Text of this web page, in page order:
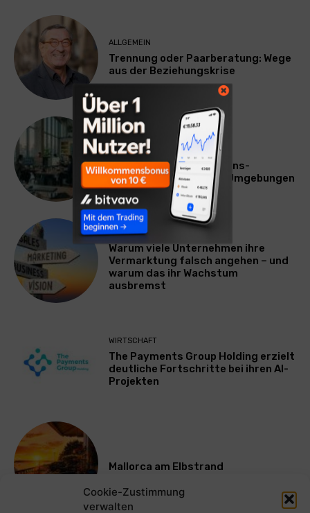
Cookie-Zustimmung
verwalten
ALLGEMEIN
Trennung oder Paarberatung: Wege
aus der Beziehungskrise
TECHNIK
SourcingBlox startet
CentaurNexus: Operations-
Plattform für Zscaler-Umgebungen
WERBUNG & MARKETING
Warum viele Unternehmen ihre
Vermarktung falsch angehen – und
warum das ihr Wachstum
ausbremst
WIRTSCHAFT
The Payments Group Holding erzielt
deutliche Fortschritte bei ihren AI-
Projekten
Mallorca am Elbstrand